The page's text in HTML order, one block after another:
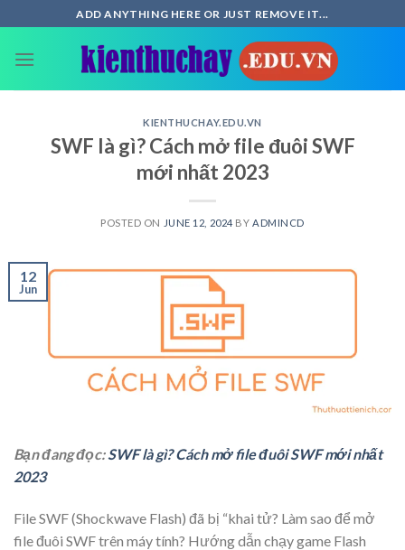
to
content
ADD ANYTHING HERE OR JUST REMOVE IT...
KIENTHUCHAY.EDU.VN
SWF là gì? Cách mở file đuôi SWF
mới nhất 2023
POSTED ON JUNE 12, 2024 BY ADMINCD
12
Jun
Bạn đang đọc:SWF là gì? Cách mở file đuôi SWF mới nhất
2023
File SWF (Shockwave Flash) đã bị “khai tử? Làm sao để mở
file đuôi SWF trên máy tính? Hướng dẫn chạy game Flash